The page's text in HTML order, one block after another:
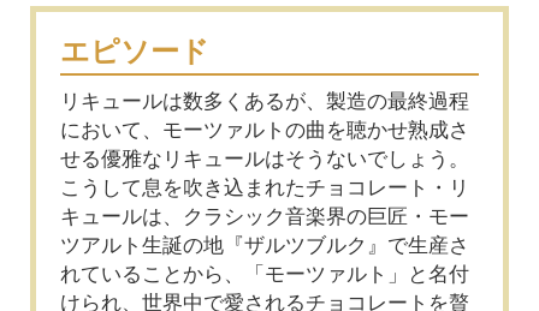
エピソード
リキュールは数多くあるが、製造の最終過程
において、モーツァルトの曲を聴かせ熟成さ
せる優雅なリキュールはそうないでしょう。
こうして息を吹き込まれたチョコレート・リ
キュールは、クラシック音楽界の巨匠・モー
ツアルト生誕の地『ザルツブルク』で生産さ
れていることから、「モーツァルト」と名付
けられ、世界中で愛されるチョコレートを贅